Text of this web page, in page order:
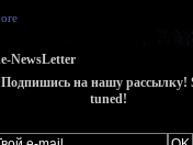
NewsLetter
Подпишись на нашу рассылку!
tuned!